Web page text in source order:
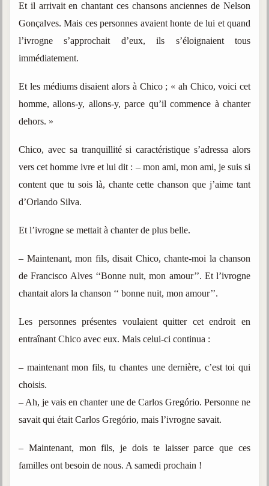
Et il arrivait en chantant ces chansons anciennes de Nelson
Gonçalves. Mais ces personnes avaient honte de lui et quand
l’ivrogne s’approchait d’eux, ils s’éloignaient tous
immédiatement.
Et les médiums disaient alors à Chico ; « ah Chico, voici cet
homme, allons-y, allons-y, parce qu’il commence à chanter
dehors. »
Chico, avec sa tranquillité si caractéristique s’adressa alors
vers cet homme ivre et lui dit : – mon ami, mon ami, je suis si
content que tu sois là, chante cette chanson que j’aime tant
d’Orlando Silva.
Et l’ivrogne se mettait à chanter de plus belle.
– Maintenant, mon fils, disait Chico, chante-moi la chanson
de Francisco Alves ‘‘Bonne nuit, mon amour’’. Et l’ivrogne
chantait alors la chanson ‘‘ bonne nuit, mon amour’’.
Les personnes présentes voulaient quitter cet endroit en
entraînant Chico avec eux. Mais celui-ci continua :
– maintenant mon fils, tu chantes une dernière, c’est toi qui
choisis.
– Ah, je vais en chanter une de Carlos Gregório. Personne ne
savait qui était Carlos Gregório, mais l’ivrogne savait.
– Maintenant, mon fils, je dois te laisser parce que ces
familles ont besoin de nous. A samedi prochain !